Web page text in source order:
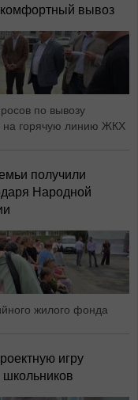
вывоз
по вывозу
на горячую линию ЖКХ
получили
Народной
жилого фонда
игру